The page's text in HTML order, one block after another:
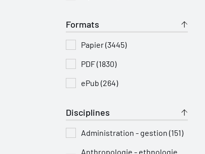
Formats
Papier (3445)
PDF (1830)
ePub (264)
Disciplines
Administration - gestion (151)
Anthropologie - ethnologie